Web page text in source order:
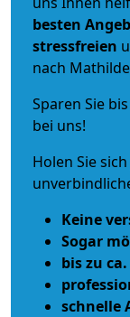
besten
stressfreien
nach
Sparen Sie
bei uns!
Holen Sie
Keine
Sogar
bis zu
schnelle